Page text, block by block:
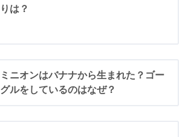
りは？
ミニオンはバナナから生まれた？ゴー
グルをしているのはなぜ？